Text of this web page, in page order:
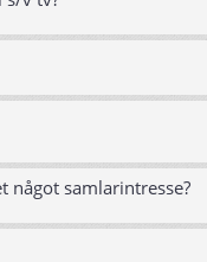
något samlarintresse?